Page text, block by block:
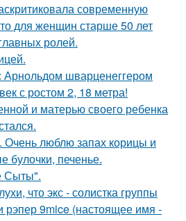
современную
для женщин старше 50 лет
ролей.
шварценеггером
с ростом 2, 18 метра!
и матерью своего ребенка
Очень люблю запах корицы и
булочки, печенье.
Сыты".
что экс - солистка группы
рэпер 9mice (настоящее имя -